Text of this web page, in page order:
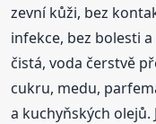
zevní kůži, bez
infekce, bez bolesti
čistá, voda čerstvě
cukru, medu,
a kuchyňských olejů.